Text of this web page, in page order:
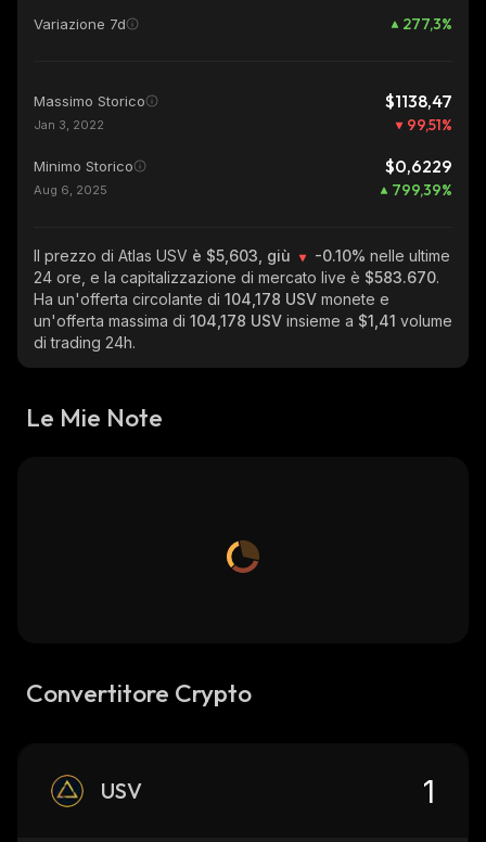
Variazione 7d 277,3%
Massimo Storico $1138,47
Jan 3, 2022 99,51%
Minimo Storico $0,6229
Aug 6, 2025 799,39%
Il prezzo di Atlas USV è $5,603, giù -0.10% nelle ultime
24 ore, e la capitalizzazione di mercato live è $583.670.
Ha un'offerta circolante di 104,178 USV monete e
un'offerta massima di 104,178 USV insieme a $1,41 volume
di trading 24h.
Le Mie Note
Convertitore Crypto
USV